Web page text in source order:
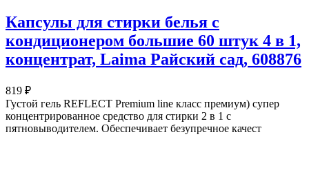
Капсулы для стирки белья с
кондиционером большие 60 штук 4 в 1,
концентрат, Laima Райский сад, 608876
819 ₽
Густой гель REFLECT Premium line класс премиум) супер
концентрированное средство для стирки 2 в 1 с
пятновыводителем. Обеспечивает безупречное качест